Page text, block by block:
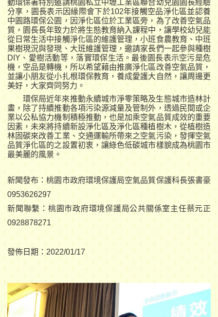
動環保署特別邀請桃園私立中壢工業區聯合幼兒園園長經驗
分享，園長表示因緣際會下於102年接觸空品淨化區並認養
中園路環保公園，因淨化區位於工業區旁，為了改善空氣品
質，園長長年致力於將生態教育納入課程中，讓學校幼兒能
從日常生活中接觸淨化區的維護管理，小班食農教育、中班
果樹現況與發現、大班維護管理，邀請家長們一起參與種樹
DIY、愛樹活動等，落實環保生活。最後園長表示空污是危
機，空品是轉機，所以希望藉由推廣淨化區改善空氣品質，
並讓小朋友從小扎根環保教育，養成愛護大自然，讓周邊更
美好，大家齊同努力。
環保局近年來推動永續城市淨零策略及生態城市造林計
畫，除了持續推動各項污染源減量及管制外，透過民間或企
業以公私協力機制積極推動，也是加乘空氣品質成效的重要
因素，未來將持續新設淨化區及淨化區種植樹木，從植樹造
林固碳來改善工業、交通運輸所帶來之空氣污染，發揮空氣
品質淨化區的之設置初衷，讓綠色低碳城市樣貌成為桃園市
最美麗的風景。
新聞發布：桃園市政府環境保護局空氣品質保護科長張書豪
0953626297
新聞聯繫：桃園市政府環境保護局公共關係室主任蔡元正
0928878271
發佈日期： 2022/01/17